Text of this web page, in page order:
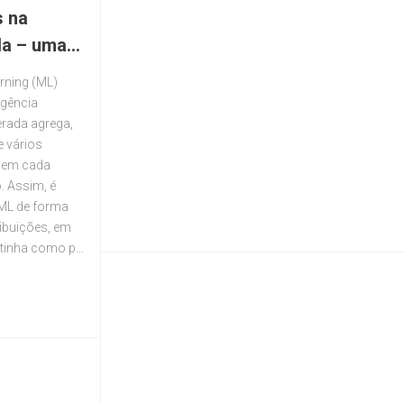
na
– uma...
(ML)
agrega,
vários
cada
Assim, é
de forma
em
como p...